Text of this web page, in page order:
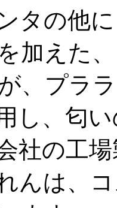
タの他
加えた
、プラ
し、匂
社の工
んは、